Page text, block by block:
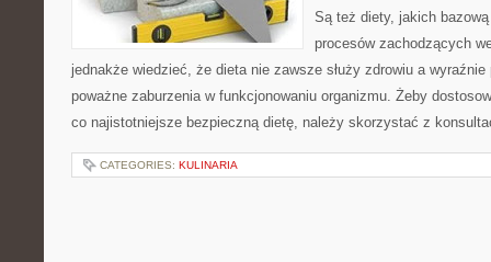
Są też diety, jakich
procesów zachodzących
jednakże wiedzieć, że dieta nie zawsze służy zdrowiu a wyraźnie
poważne zaburzenia w funkcjonowaniu organizmu. Żeby
co najistotniejsze bezpieczną dietę, należy skorzystać z
CATEGORIES: KULINARIA